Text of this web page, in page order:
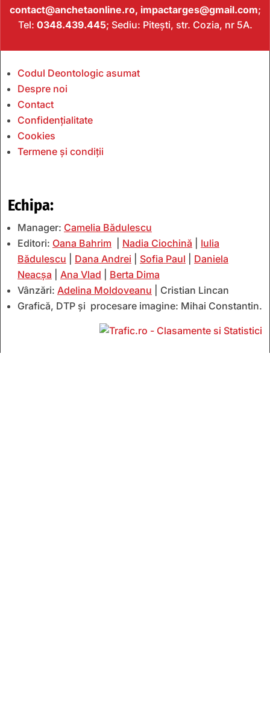
contact@anchetaonline.ro, impactarges@gmail.com;
Tel: 0348.439.445; Sediu: Pitești, str. Cozia, nr 5A.
Codul Deontologic asumat
Despre noi
Contact
Confidențialitate
Cookies
Termene și condiții
Echipa:
Manager: Camelia Bădulescu
Editori: Oana Bahrim Nadia Ciochină
Iulia
Bădulescu
Dana Andrei Sofia Paul
Daniela
Neacșa
Ana Vlad
Berta Dima
Vânzări: Adelina Moldoveanu | Cristian Lincan
Grafică, DTP și procesare imagine: Mihai Constantin.